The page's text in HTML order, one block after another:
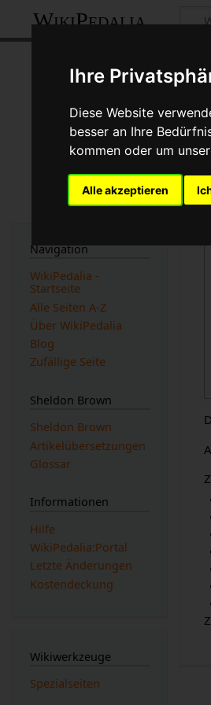
Ihre
Diese Website
besser an Ihre
kommen oder um
Alle akzeptieren
WikiPedalia
Navigation
WikiPedalia -
Startseite
Alle Seiten A-Z
Über WikiPedalia
Blog
Zufällige Seite
Sheldon Brown
Sheldon Brown
Artikelübersetzungen
Glossar
Informationen
Hilfe
WikiPedalia:Portal
Letzte Änderungen
Kostendeckung
Wikiwerkzeuge
Spezialseiten